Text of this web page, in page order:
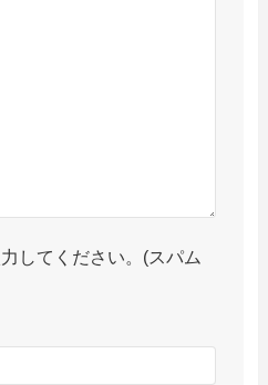
してください。(スパム